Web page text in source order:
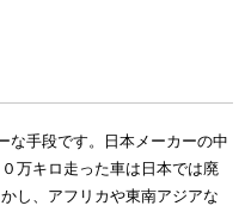
な手段です。日本メーカーの中
万キロ走った車は日本では廃
し、アフリカや東南アジアな